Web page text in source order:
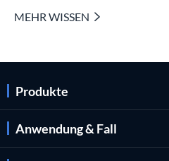
MEHR WISSEN 
Produkte
Anwendung & Fall